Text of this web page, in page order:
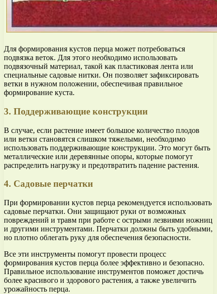
Для формирования кустов перца может потребоваться
подвязка веток. Для этого необходимо использовать
подвязочный материал, такой как пластиковая лента или
специальные садовые нитки. Он позволяет зафиксировать
ветки в нужном положении, обеспечивая правильное
формирование куста.
3. Поддерживающие конструкции
В случае, если растение имеет большое количество плодов
или ветки становятся слишком тяжелыми, необходимо
использовать поддерживающие конструкции. Это могут быть
металлические или деревянные опоры, которые помогут
распределить нагрузку и предотвратить падение растения.
4. Садовые перчатки
При формировании кустов перца рекомендуется использовать
садовые перчатки. Они защищают руки от возможных
повреждений и травм при работе с острыми лезвиями ножниц
и другими инструментами. Перчатки должны быть удобными,
но плотно облегать руку для обеспечения безопасности.
Все эти инструменты помогут провести процесс
формирования кустов перца более эффективно и безопасно.
Правильное использование инструментов поможет достичь
более красивого и здорового растения, а также увеличить
урожайность перца.